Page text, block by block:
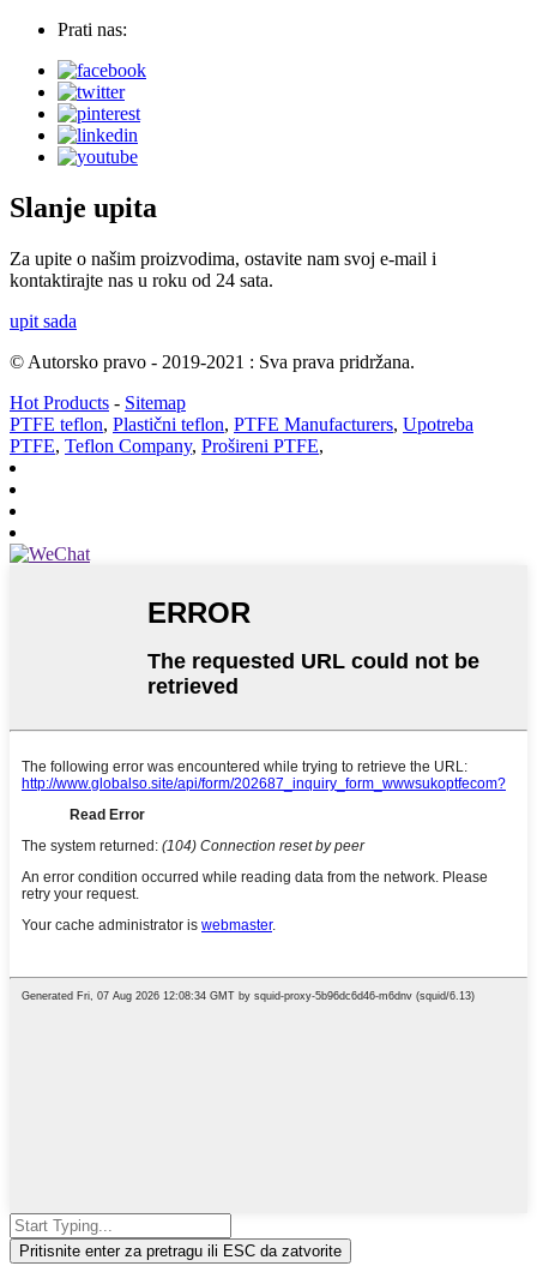
Prati nas:
Slanje upita
Za upite o našim proizvodima, ostavite nam svoj e-mail i
kontaktirajte nas u roku od 24 sata.
upit sada
© Autorsko pravo - 2019-2021 : Sva prava pridržana.
Hot Products - Sitemap
PTFE teflon, Plastični teflon, PTFE Manufacturers, Upotreba
PTFE, Teflon Company, Prošireni PTFE,
Pritisnite enter za pretragu ili ESC da zatvorite